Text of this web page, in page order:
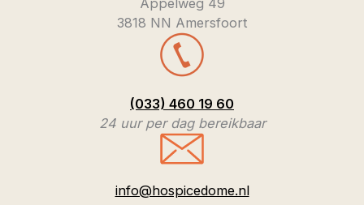
Appelweg 49
3818 NN Amersfoort
(033) 460 19 60
24 uur per dag bereikbaar
info@hospicedome.nl